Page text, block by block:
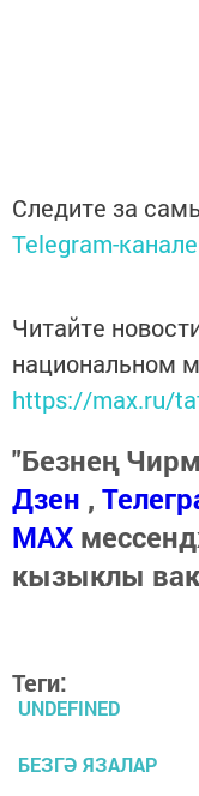
Следите за
Telegram-канале
Читайте
национальном
https://max.ru/
"Безнең
Дзен ,
МАХ
кызыклы
Теги:
UNDEFINED
БЕЗГӘ ЯЗАЛАР